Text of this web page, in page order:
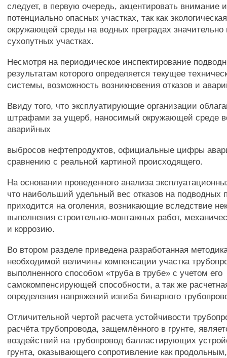
следует, в первую очередь, акцентировать внимание
потенциально опасных участках, так как
окружающей среды на водных преградах
сухопутных участках.
Несмотря на периодическое инспектирование
результатам которого определяется текущее
системы, возможность возникновения отказов и
Ввиду того, что эксплуатирующие организации
штрафами за ущерб, наносимый окружающей среде
аварийных
выбросов нефтепродуктов, официальные цифры
сравнению с реальной картиной происходящего.
На основании проведенного анализа
что наибольший удельный вес отказов на подводных
приходится на оголения, возникающие вследствие
выполнения строительно-монтажных работ,
и коррозию.
Во втором разделе приведена разработанная
необходимой величины компенсации участка
выполненного способом «труба в трубе» с учетом его
самокомпенсирующей способности, а так же
определения напряжений изгиба бинарного
Отличительной чертой расчета устойчивости
расчёта трубопровода, защемлённого в грунте,
воздействий на трубопровод балластирующих
грунта, оказывающего сопротивление как